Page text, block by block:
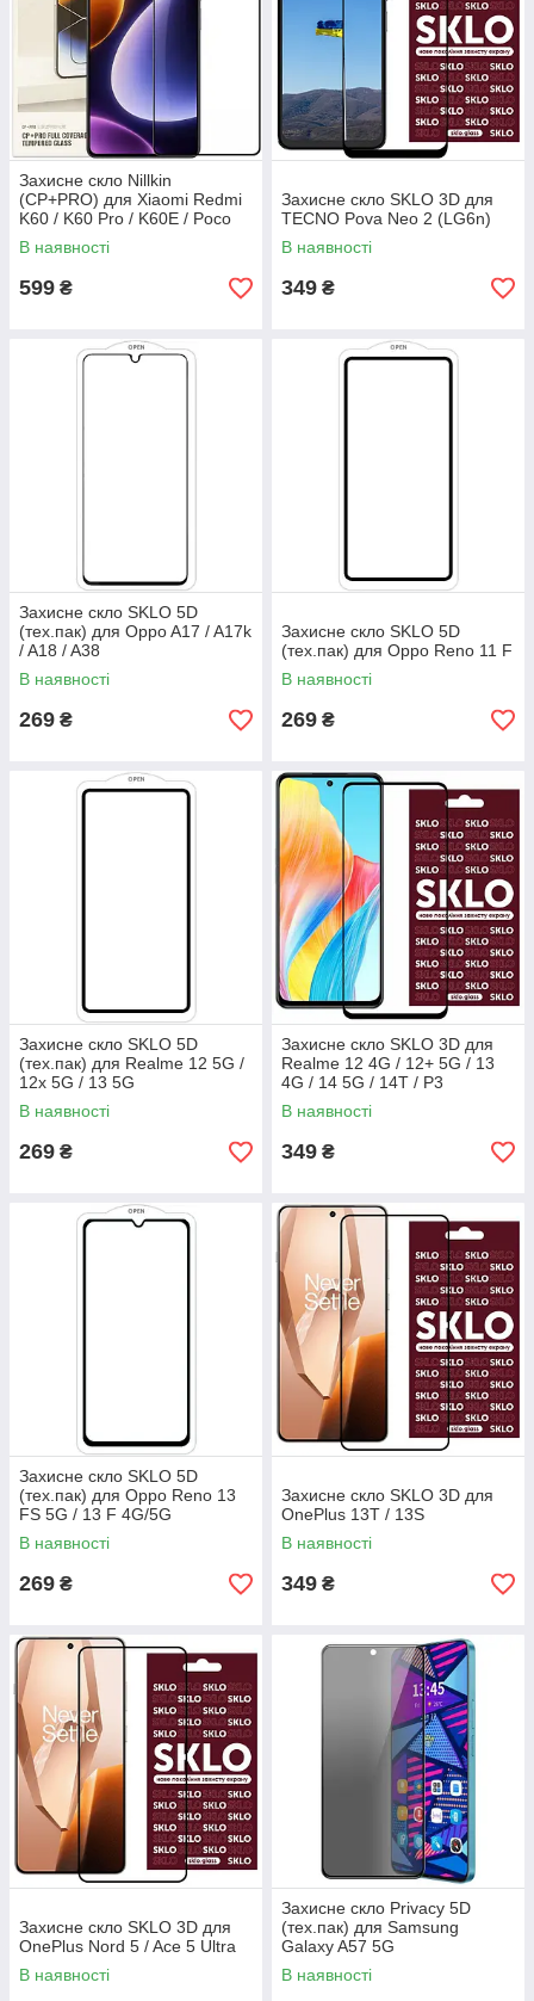
Захисне скло Nillkin
(CP+PRO) для Xiaomi Redmi
K60 / K60 Pro / K60E / Poco
F5 Pro
В наявності
599 ₴
Захисне скло SKLO 3D для
TECNO Pova Neo 2 (LG6n)
В наявності
349 ₴
Захисне скло SKLO 5D
(тех.пак) для Oppo A17 / A17k
/ A18 / A38
В наявності
269 ₴
Захисне скло SKLO 5D
(тех.пак) для Oppo Reno 11 F
В наявності
269 ₴
Захисне скло SKLO 5D
(тех.пак) для Realme 12 5G /
12x 5G / 13 5G
В наявності
269 ₴
Захисне скло SKLO 3D для
Realme 12 4G / 12+ 5G / 13
4G / 14 5G / 14T / P3
В наявності
349 ₴
Захисне скло SKLO 5D
(тех.пак) для Oppo Reno 13
FS 5G / 13 F 4G/5G
В наявності
269 ₴
Захисне скло SKLO 3D для
OnePlus 13T / 13S
В наявності
349 ₴
Захисне скло SKLO 3D для
OnePlus Nord 5 / Ace 5 Ultra
В наявності
Захисне скло Privacy 5D
(тех.пак) для Samsung
Galaxy A57 5G
В наявності